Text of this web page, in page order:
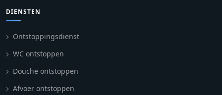
DIENSTEN
Ontstoppingsdienst
WC ontstoppen
Douche ontstoppen
Afvoer ontstoppen